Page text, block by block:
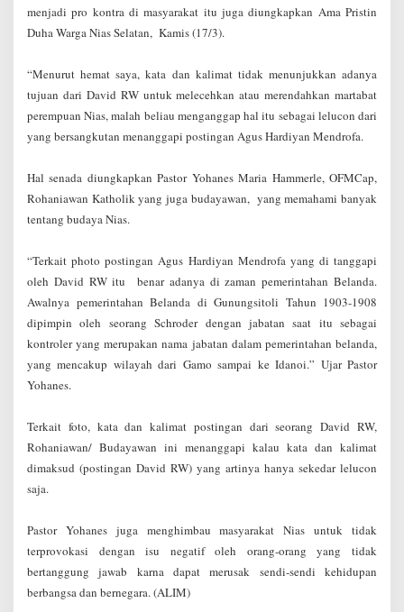
menjadi pro kontra di masyarakat itu juga diungkapkan Ama Pristin
Duha Warga Nias Selatan, Kamis (17/3).
“Menurut hemat saya, kata dan kalimat tidak menunjukkan adanya
tujuan dari David RW untuk melecehkan atau merendahkan martabat
perempuan Nias, malah beliau menganggap hal itu sebagai lelucon dari
yang bersangkutan menanggapi postingan Agus Hardiyan Mendrofa.
Hal senada diungkapkan Pastor Yohanes Maria Hammerle, OFMCap,
Rohaniawan Katholik yang juga budayawan, yang memahami banyak
tentang budaya Nias.
“Terkait photo postingan Agus Hardiyan Mendrofa yang di tanggapi
oleh David RW itu benar adanya di zaman pemerintahan Belanda.
Awalnya pemerintahan Belanda di Gunungsitoli Tahun 1903-1908
dipimpin oleh seorang Schroder dengan jabatan saat itu sebagai
kontroler yang merupakan nama jabatan dalam pemerintahan belanda,
yang mencakup wilayah dari Gamo sampai ke Idanoi.” Ujar Pastor
Yohanes.
Terkait foto, kata dan kalimat postingan dari seorang David RW,
Rohaniawan/ Budayawan ini menanggapi kalau kata dan kalimat
dimaksud (postingan David RW) yang artinya hanya sekedar lelucon
saja.
Pastor Yohanes juga menghimbau masyarakat Nias untuk tidak
terprovokasi dengan isu negatif oleh orang-orang yang tidak
bertanggung jawab karna dapat merusak sendi-sendi kehidupan
berbangsa dan bernegara. (ALIM)